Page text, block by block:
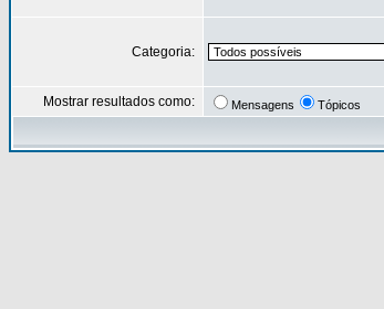
Categoria:
Mostrar resultados como: Mensagens Tópicos